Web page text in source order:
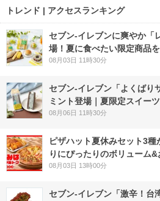
トレンド | アクセスランキング
セブン‐イレブンに爽やか「
場！夏に食べたい限定商品
08月03日 11時30分
セブン‐イレブン「よくばり
ミント登場｜夏限定スイー
08月06日 11時30分
ピザハット夏休みセット3
りにぴったりのボリューム
08月03日 13時00分
セブン-イレブン「激辛！台